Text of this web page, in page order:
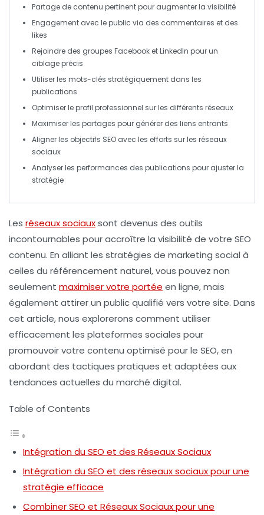
Partage de contenu pertinentpour augmenter la visibilité
Engagement avec le public via des commentaires et des
likes
Rejoindre des groupes Facebook etLinkedIn pour un
ciblage précis
Utiliser les mots-clés stratégiquement dans les
publications
Optimiser leprofil professionnel sur les différents réseaux
Maximiser les partages pour générer des liens entrants
Aligner les objectifs SEO avec les efforts sur les réseaux
sociaux
Analyser les performances des publications pour ajuster la
stratégie
Les réseaux sociauxsont devenus des outils
incontournables pour accroître la visibilité de votre SEO
contenu. En alliant les stratégies de marketing social à
celles du référencement naturel, vous pouvez non
seulement maximiser votre portée en ligne, mais
également attirer un public qualifié vers votre site. Dans
cet article, nous explorerons comment utiliser
efficacement les plateformes sociales pour
promouvoir votre contenu optimisé pour le SEO, en
abordant des tactiques pratiques et adaptées aux
tendances actuelles du marché digital.
Table of Contents
Intégration du SEO et des Réseaux Sociaux
Intégration du SEO et des réseaux sociaux pour une
stratégie efficace
Combiner SEO et Réseaux Sociaux pour une